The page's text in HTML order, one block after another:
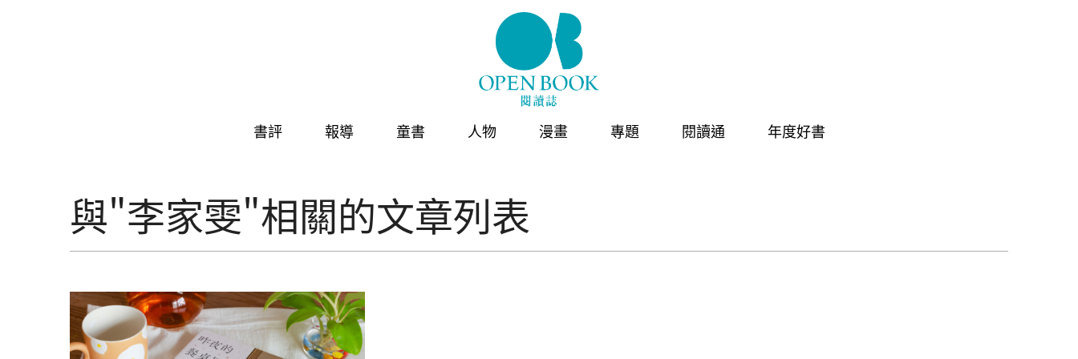
書評 報導 童書 人物 漫畫 專題 閱讀通 年度好書
與"李家雯"相關的文章列表